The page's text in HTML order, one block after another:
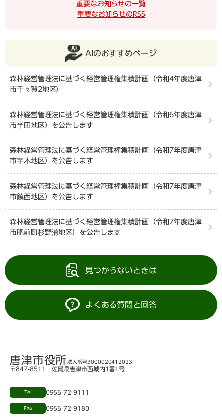
重要なお知らせの一覧
重要なお知らせのRSS
AIのおすすめページ
森林経営管理法に基づく経営管理権集積計画（令和4年度唐津
市千々賀2地区）
森林経営管理法に基づく経営管理権集積計画（令和6年度唐津
市半田地区）を公告します
森林経営管理法に基づく経営管理権集積計画（令和7年度唐津
市宇木地区）を公告します
森林経営管理法に基づく経営管理権集積計画（令和7年度唐津
市鎮西地区）を公告します
森林経営管理法に基づく経営管理権集積計画（令和7年度唐津
市肥前町杉野浦地区）を公告します
見つからないときは
よくある質問と回答
唐津市役所 法人番号3000020412023
〒847-8511 佐賀県唐津市西城内1番1号
Tel 0955-72-9111
Fax 0955-72-9180